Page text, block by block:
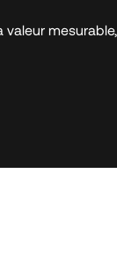
valeur